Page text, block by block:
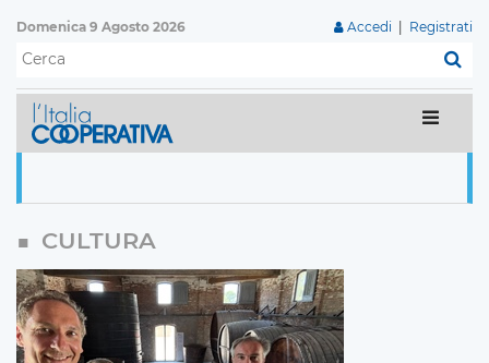
Domenica 9 Agosto 2026 Accedi Registrati
CULTURA